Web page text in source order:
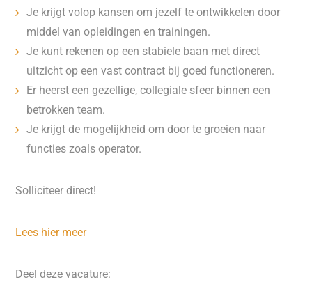
Je krijgt volop kansen om jezelf te ontwikkelen door
middel van opleidingen en trainingen.
Je kunt rekenen op een stabiele baan met direct
uitzicht op een vast contract bij goed functioneren.
Er heerst een gezellige, collegiale sfeer binnen een
betrokken team.
Je krijgt de mogelijkheid om door te groeien naar
functies zoals operator.
Solliciteer direct!
Lees hier meer
Deel deze vacature: